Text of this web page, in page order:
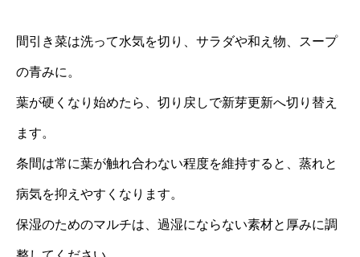
間引き菜は洗って水気を切り、サラダや和え物、スープ
の青みに。
葉が硬くなり始めたら、切り戻しで新芽更新へ切り替え
ます。
条間は常に葉が触れ合わない程度を維持すると、蒸れと
病気を抑えやすくなります。
保湿のためのマルチは、過湿にならない素材と厚みに調